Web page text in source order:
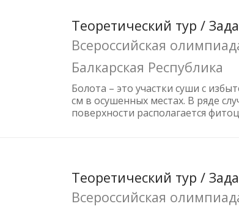
Теоретический тур /
Всероссийская
Балкарская Республика
Болота – это участки суши с
см в осушенных местах. В ряде
поверхности располагается
Теоретический тур /
Всероссийская